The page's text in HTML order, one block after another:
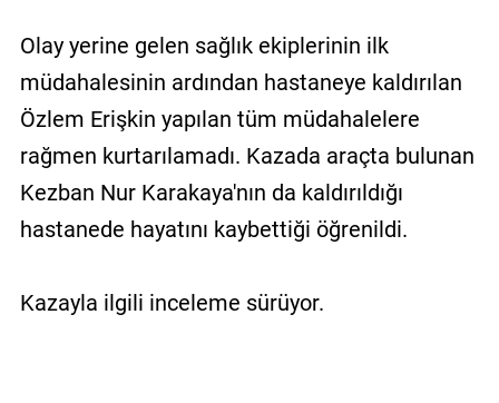
Olay yerine gelen sağlık ekiplerinin ilk
müdahalesinin ardından hastaneye kaldırılan
Özlem Erişkin yapılan tüm müdahalelere
rağmen kurtarılamadı. Kazada araçta bulunan
Kezban Nur Karakaya'nın da kaldırıldığı
hastanede hayatını kaybettiği öğrenildi.
Kazayla ilgili inceleme sürüyor.